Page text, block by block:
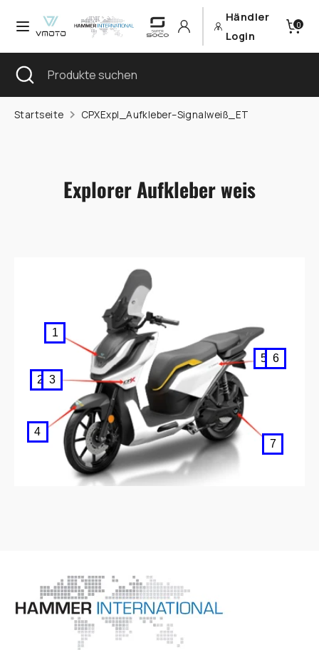
zum
Händler
Login
0
Währung
Deutschland (EUR €)
Sprache
Deutsch
SuchenProdukte
SuchenProdukte
Suche
schließen
Startseite CPXExpl_Aufkleber–Signalweiß_ET
Explorer Aufkleber weis